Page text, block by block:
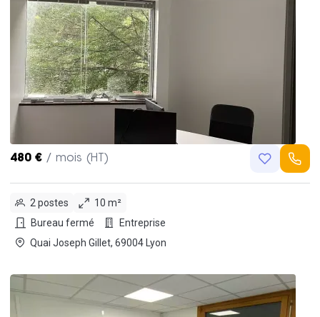
480 € / mois (HT)
2 postes
10 m²
Bureau fermé
Entreprise
Quai Joseph Gillet, 69004 Lyon